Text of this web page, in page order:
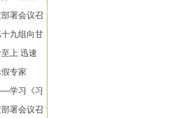
避险到位
署会议召
九组向甘
上 迅速
民群众
专家
学习《习
署会议召